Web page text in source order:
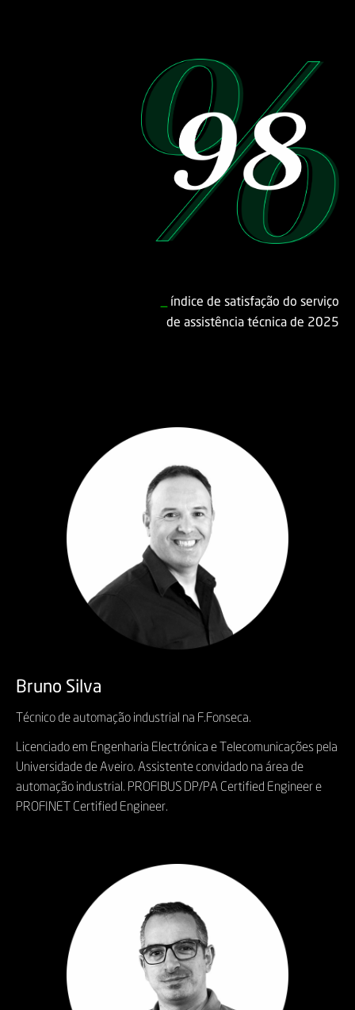
índice de satisfação do serviço
de assistência técnica de 2025
Bruno Silva
Técnico de automação industrial na F.Fonseca.
Licenciado em Engenharia Electrónica e Telecomunicações pela
Universidade de Aveiro. Assistente convidado na área de
automação industrial. PROFIBUS DP/PA Certified Engineer e
PROFINET Certified Engineer.